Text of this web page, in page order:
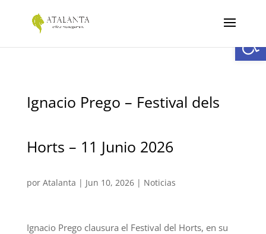
Ignacio Prego – Festival dels
Horts – 11 Junio 2026
por Atalanta | Jun 10, 2026| Noticias
Ignacio Prego clausura el Festival del Horts, en su